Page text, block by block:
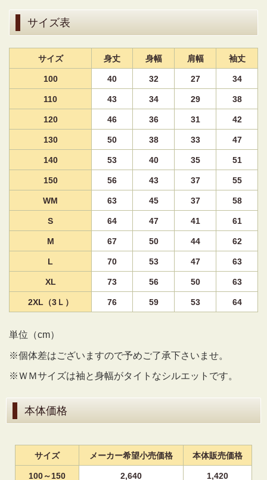
サイズ表
サイズ 身丈 身幅 肩幅 袖丈
100 40 32 27 34
110 43 34 29 38
120 46 36 31 42
130 50 38 33 47
140 53 40 35 51
150 56 43 37 55
WM 63 45 37 58
S 64 47 41 61
M 67 50 44 62
L 70 53 47 63
XL 73 56 50 63
2XL（3Ｌ） 76 59 53 64
単位（cm）
※個体差はございますので予めご了承下さいませ。
※ＷＭサイズは袖と身幅がタイトなシルエットです。
本体価格
サイズ メーカー希望小売価格 本体販売価格
100～150 2,640 1,420